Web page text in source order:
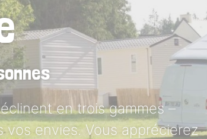
en trois gammes –
vos envies. Vous apprécierez